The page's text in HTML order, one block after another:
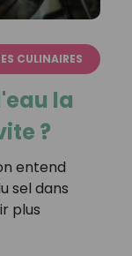
CULINAIRES
la
?
entend
sel dans
plus